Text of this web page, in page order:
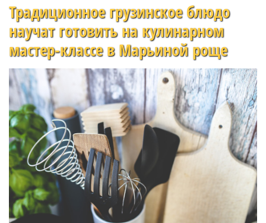
Традиционное грузинское блюдо
научат готовить на кулинарном
мастер-классе в Марьиной роще